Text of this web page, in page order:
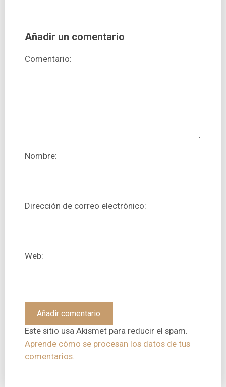
Añadir un comentario
Comentario:
Nombre:
Dirección de correo electrónico:
Web:
Este sitio usa Akismet para reducir el spam.
Aprende cómo se procesan los datos de tus
comentarios.